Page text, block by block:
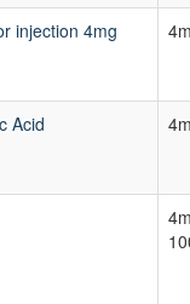
injection 4mg
Acid